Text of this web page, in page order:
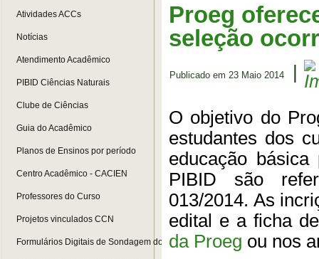
Atividades ACCs
Notícias
Atendimento Acadêmico
PIBID Ciências Naturais
Clube de Ciências
Guia do Acadêmico
Planos de Ensinos por período
Centro Acadêmico - CACIEN
Professores do Curso
Projetos vinculados CCN
Formulários Digitais de Sondagem do Curso
Proeg
seleção
Publicado em 23 Maio 2014
O objetivo do
estudantes dos
educação
PIBID são
013/2014. As
edital e a ficha
da Proeg ou nos